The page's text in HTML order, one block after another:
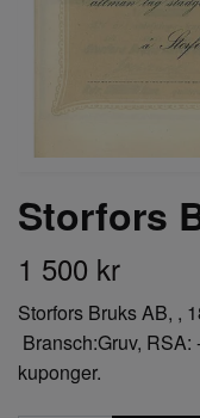
Storfors
1 500 kr
Storfors Bruks AB, ,
Bransch:Gruv, RSA:
kuponger.